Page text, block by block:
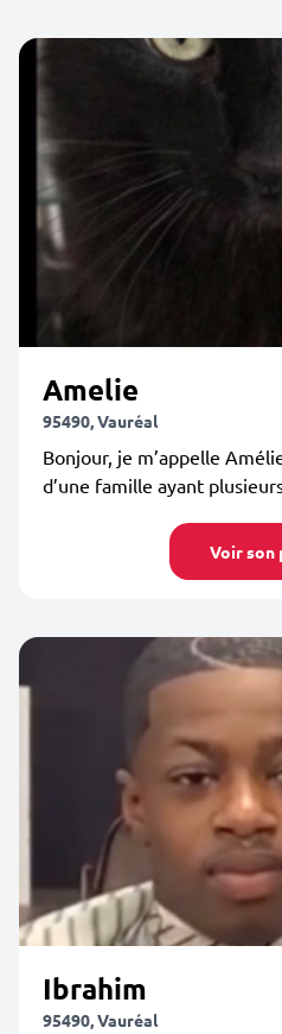
Amelie
95490, Vauréal
Bonjour, je m’appelle
d’une famille ayant
Voir son
Ibrahim
95490, Vauréal